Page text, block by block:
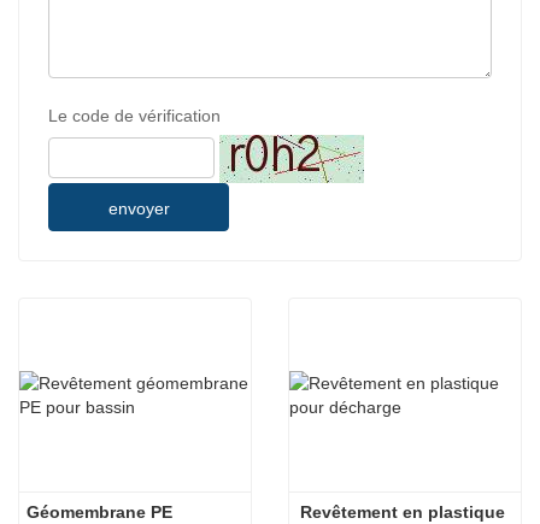
Le code de vérification
envoyer
Géomembrane PE
Revêtement en plastique